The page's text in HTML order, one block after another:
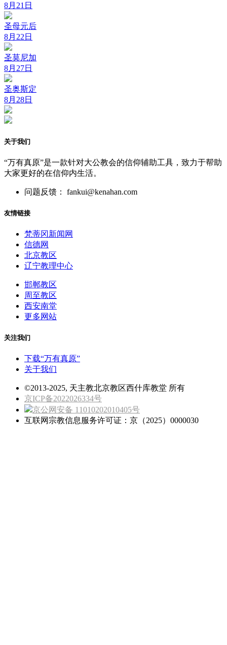
8月21日
圣母元后
8月22日
圣莫尼加
8月27日
圣奥斯定
8月28日
关于我们
“万有真原”是一款针对大公教会的信仰辅助工具，致力于帮助
大家更好的在信仰内生活。
问题反馈： fankui@kenahan.com
友情链接
梵蒂冈新闻网
信德网
北京教区
辽宁教理中心
邯郸教区
周至教区
西安南堂
更多网站
关注我们
下载“万有真原”
关于我们
©2013-2025, 天主教北京教区西什库教堂 所有
京ICP备2022026334号
京公网安备 11010202010405号
互联网宗教信息服务许可证：京（2025）0000030